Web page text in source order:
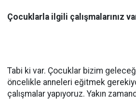
Çocuklarla ilgili çalışmalarınız
Tabi ki var. Çocuklar bizim
öncelikle anneleri eğitmek
çalışmalar yapıyoruz. Yakın